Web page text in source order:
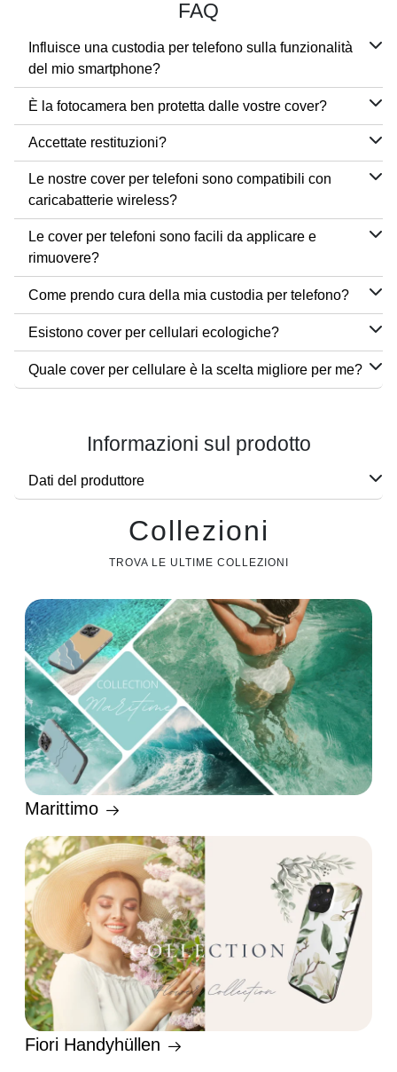
FAQ
Influisce una custodia per telefono sulla funzionalità
del mio smartphone?
È la fotocamera ben protetta dalle vostre cover?
Accettate restituzioni?
Le nostre cover per telefoni sono compatibili con
caricabatterie wireless?
Le cover per telefoni sono facili da applicare e
rimuovere?
Come prendo cura della mia custodia per telefono?
Esistono cover per cellulari ecologiche?
Quale cover per cellulare è la scelta migliore per me?
Informazioni sul prodotto
Dati del produttore
Collezioni
TROVA LE ULTIME COLLEZIONI
Marittimo
Fiori Handyhüllen